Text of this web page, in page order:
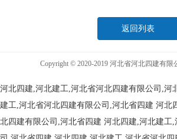
返回列表
Copyright © 2020-2019 河北省河北四建有
河北四建,河北建工,河北省河北四建有限公司,河
建工,河北省河北四建有限公司,河北省四建 河北
北四建有限公司,河北省四建 河北四建,河北建工